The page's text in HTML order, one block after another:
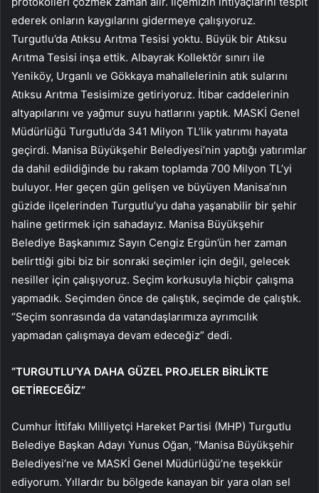
ederek onların kaygılarını gidermeye çalışıyoruz.
Turgutlu’da Atıksu Arıtma Tesisi yoktu. Büyük bir Atıksu
Arıtma Tesisi inşa ettik. Albayrak Kollektör sınırı ile
Yeniköy, Urganlı ve Gökkaya mahallelerinin atık sularını
Atıksu Arıtma Tesisimize getiriyoruz. İtibar caddelerinin
altyapılarını ve yağmur suyu hatlarını yaptık. MASKİ Genel
Müdürlüğü Turgutlu’da 341 Milyon TL’lik yatırımı hayata
geçirdi. Manisa Büyükşehir Belediyesi’nin yaptığı yatırımlar
da dahil edildiğinde bu rakam toplamda 700 Milyon TL’yi
buluyor. Her geçen gün gelişen ve büyüyen Manisa’nın
güzide ilçelerinden Turgutlu’yu daha yaşanabilir bir şehir
haline getirmek için sahadayız. Manisa Büyükşehir
Belediye Başkanımız Sayın Cengiz Ergün’ün her zaman
belirttiği gibi biz bir sonraki seçimler için değil, gelecek
nesiller için çalışıyoruz. Seçim korkusuyla hiçbir çalışma
yapmadık. Seçimden önce de çalıştık, seçimde de çalıştık.
“Seçim sonrasında da vatandaşlarımıza ayrımcılık
yapmadan çalışmaya devam edeceğiz” dedi.
“TURGUTLU’YA DAHA GÜZEL PROJELER BİRLİKTE
GETİRECEĞİZ”
Cumhur İttifakı Milliyetçi Hareket Partisi (MHP) Turgutlu
Belediye Başkan Adayı Yunus Oğan, “Manisa Büyükşehir
Belediyesi’ne ve MASKİ Genel Müdürlüğü’ne teşekkür
ediyorum. Yıllardır bu bölgede kanayan bir yara olan sel